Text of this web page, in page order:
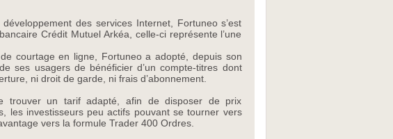
des services Internet, Fortuneo s’est
Crédit Mutuel Arkéa, celle-ci représente l’une
courtage en ligne, Fortuneo a adopté, depuis son
ses usagers de bénéficier d’un compte-titres dont
ni droit de garde, ni frais d’abonnement.
trouver un tarif adapté, afin de disposer de prix
les investisseurs peu actifs pouvant se tourner vers
vers la formule Trader 400 Ordres.